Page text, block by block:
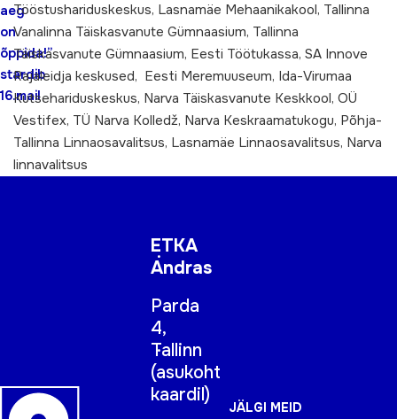
aeg
on
õppida!”
stardib
16.mail
Tööstushariduskeskus, Lasnamäe Mehaanikakool, Tallinna
Vanalinna Täiskasvanute Gümnaasium, Tallinna
Täiskasvanute Gümnaasium, Eesti Töötukassa, SA Innove
Rajaleidja keskused, Eesti Meremuuseum, Ida-Virumaa
Kutsehariduskeskus, Narva Täiskasvanute Keskkool, OÜ
Vestifex, TÜ Narva Kolledž, Narva Keskraamatukogu, Põhja-
Tallinna Linnaosavalitsus, Lasnamäe Linnaosavalitsus, Narva
linnavalitsus
ETKA
Andras
Parda
4,
Tallinn
(asukoht
kaardil)
JÄLGI MEID